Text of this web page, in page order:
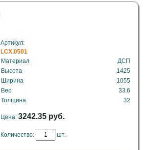
Артикул:
LCX.0501
Материал
ДСП
Высота
1425
Ширина
1055
Вес
33.6
Толщина
32
Цена: 3242.35 руб.
Количество: шт.